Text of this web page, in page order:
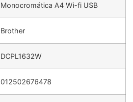
Monocromática A4 Wi-fi USB
Brother
DCPL1632W
012502676478